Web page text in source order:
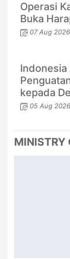
Operasi
Buka
07 Aug 2026
Indonesia
kepada
05 Aug 2026
MINISTRY